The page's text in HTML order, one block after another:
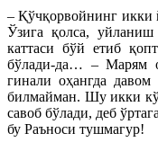
– Қўчқорвойнинг икки
Ўзига қолса,
каттаси бўй етиб
бўлади-да… – Марям
гинали оҳангда
билмайман. Шу икки
савоб бўлади, деб
бу Раъноси тушмагур!